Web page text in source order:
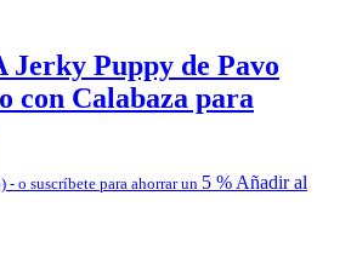
Jerky Puppy de Pavo
con Calabaza para
- o suscríbete para ahorrar un 5 % Añadir al